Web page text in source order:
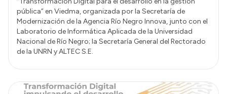
pública” en Viedma, organizada por la Secretaría de
Modernización de la Agencia Río Negro Innova, junto con el
Laboratorio de Informática Aplicada de la Universidad
Nacional de Río Negro; la Secretaría General del Rectorado
de la UNRN y ALTEC S.E.